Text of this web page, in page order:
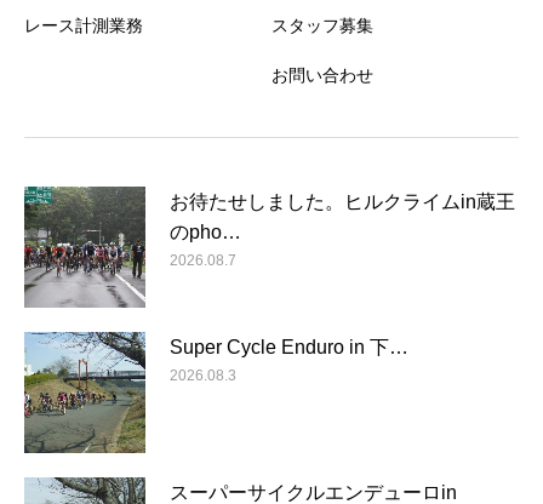
レース計測業務 スタッフ募集
お問い合わせ
お待たせしました。ヒルクライムin蔵王
のpho…
2026.08.7
Super Cycle Enduro in 下…
2026.08.3
スーパーサイクルエンデューロin